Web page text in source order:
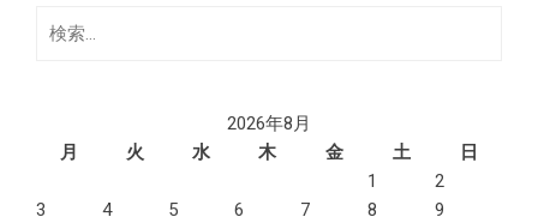
索:
2026年8月
月
火 水 木 金 土
日
1
2
3
4 5 6 7 8
9